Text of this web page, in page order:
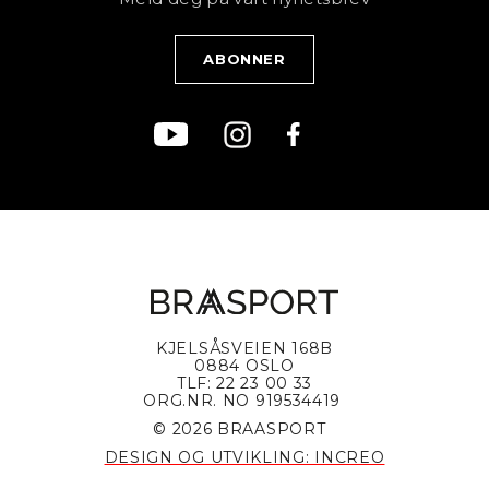
KJELSÅSVEIEN 168B
0884 OSLO
TLF: 22 23 00 33
ORG.NR. NO 919534419
© 2026 BRAASPORT
DESIGN OG UTVIKLING: INCREO